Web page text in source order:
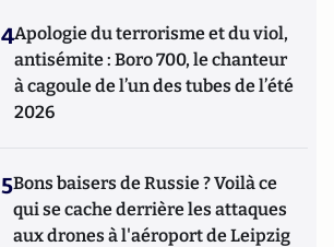
4Apologie du terrorisme et du viol,
antisémite : Boro 700, le chanteur
à cagoule de l’un des tubes de l’été
2026
5Bons baisers de Russie ? Voilà ce
qui se cache derrière les attaques
aux drones à l'aéroport de Leipzig